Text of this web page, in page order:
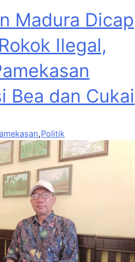
Madura Dicap
Ilegal,
Bea dan Cukai
,Politik